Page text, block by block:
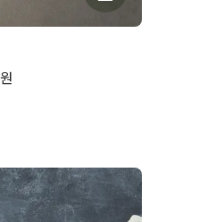
원